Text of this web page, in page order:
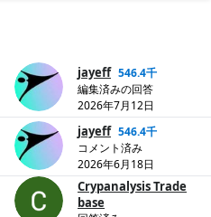
jayeff 546.4千
編集済みの回答
2026年7月12日
jayeff 546.4千
コメント済み
2026年6月18日
Crypanalysis Trade
base